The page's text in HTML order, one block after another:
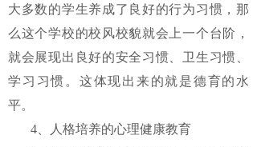
大多数的学生养成了良好的行为习惯，那
么这个学校的校风校貌就会上一个台阶，
就会展现出良好的安全习惯、卫生习惯、
学习习惯。这体现出来的就是德育的水
平。
4、人格培养的心理健康教育